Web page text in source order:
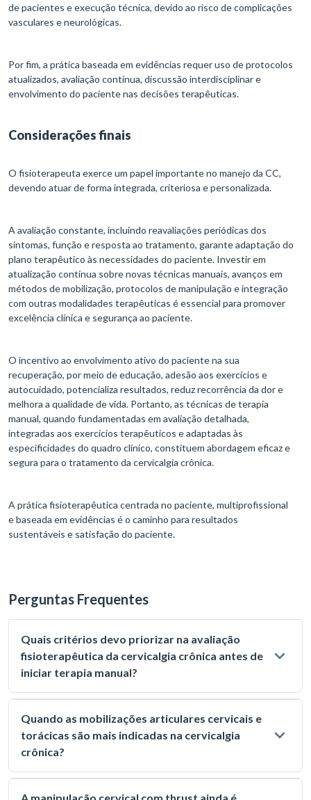
de pacientes e execução técnica, devido ao risco de complicações
vasculares e neurológicas.​​
Por fim, a prática baseada em evidências requer uso de protocolos
atualizados, avaliação contínua, discussão interdisciplinar e
envolvimento do paciente nas decisões terapêuticas.
Considerações finais
O fisioterapeuta exerce um papel importante no manejo da CC,
devendo atuar de forma integrada, criteriosa e personalizada.
A avaliação constante, incluindo reavaliações periódicas dos
sintomas, função e resposta ao tratamento, garante adaptação do
plano terapêutico às necessidades do paciente. Investir em
atualização contínua sobre novas técnicas manuais, avanços em
métodos de mobilização, protocolos de manipulação e integração
com outras modalidades terapêuticas é essencial para promover
excelência clínica e segurança ao paciente.
O incentivo ao envolvimento ativo do paciente na sua
recuperação, por meio de educação, adesão aos exercícios e
autocuidado, potencializa resultados, reduz recorrência da dor e
melhora a qualidade de vida. Portanto, as técnicas de terapia
manual, quando fundamentadas em avaliação detalhada,
integradas aos exercícios terapêuticos e adaptadas às
especificidades do quadro clínico, constituem abordagem eficaz e
segura para o tratamento da cervicalgia crônica.
A prática fisioterapêutica centrada no paciente, multiprofissional
e baseada em evidências é o caminho para resultados
sustentáveis e satisfação do paciente.
Perguntas Frequentes
Quais critérios devo priorizar na avaliação
fisioterapêutica da cervicalgia crônica antes de
iniciar terapia manual?
Quando as mobilizações articulares cervicais e
torácicas são mais indicadas na cervicalgia
crônica?